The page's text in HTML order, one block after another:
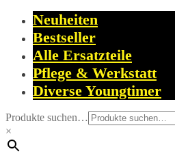
Neuheiten
Bestseller
Alle Ersatzteile
Pflege & Werkstatt
Diverse Youngtimer
Produkte suchen…
×